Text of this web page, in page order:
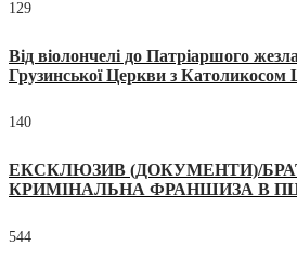
129
Від віолончелі до Патріаршого
Грузинської Церкви з
140
ЕКСКЛЮЗИВ (ДОКУМЕНТИ)/
КРИМІНАЛЬНА ФРАНШИЗА В
544